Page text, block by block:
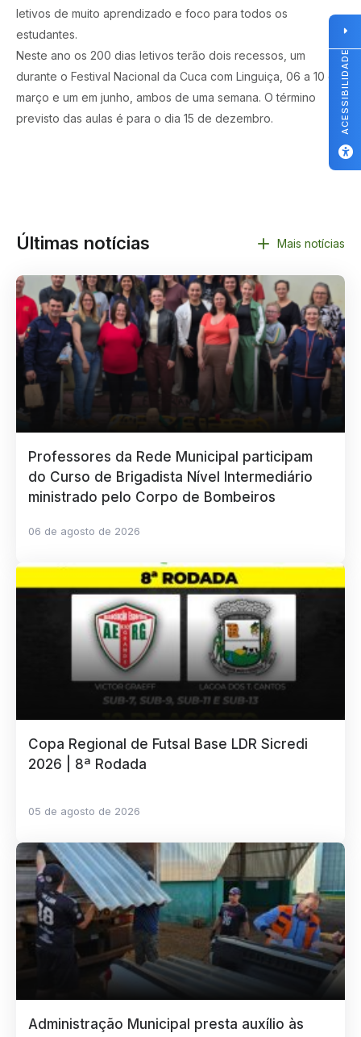
letivos de muito aprendizado e foco para todos os
estudantes.
Neste ano os 200 dias letivos terão dois recessos, um
durante o Festival Nacional da Cuca com Linguiça, 06 a 10 de
março e um em junho, ambos de uma semana. O término
previsto das aulas é para o dia 15 de dezembro.
Últimas notícias Mais notícias
Professores da Rede Municipal participam
do Curso de Brigadista Nível Intermediário
ministrado pelo Corpo de Bombeiros
06 de agosto de 2026
Copa Regional de Futsal Base LDR Sicredi
2026 | 8ª Rodada
05 de agosto de 2026
Administração Municipal presta auxílio às
ACESSIBILIDADE